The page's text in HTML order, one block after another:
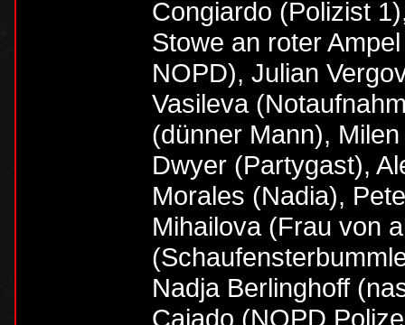
Congiardo (Polizist
Stowe an roter
NOPD), Julian
Vasileva
(dünner Mann),
Dwyer (Partygast),
Morales (Nadia),
Mihailova (Frau von
Nadja Berlinghoff
Caiado (NOPD